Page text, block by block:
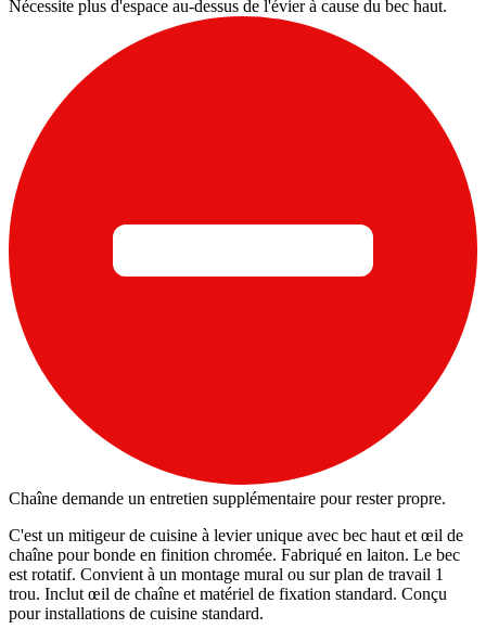
Nécessite plus d'espace au-dessus de l'évier à cause du bec haut.
Chaîne demande un entretien supplémentaire pour rester propre.
C'est un mitigeur de cuisine à levier unique avec bec haut et œil de
chaîne pour bonde en finition chromée. Fabriqué en laiton. Le bec
est rotatif. Convient à un montage mural ou sur plan de travail 1
trou. Inclut œil de chaîne et matériel de fixation standard. Conçu
pour installations de cuisine standard.